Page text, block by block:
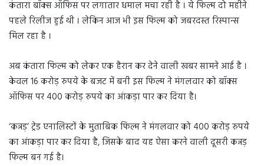
कंतारा बॉक्स ऑफिस पर लगातार धमाल मचा रही है । ये फिल्म दो महीने
पहले रिलीज हुई थी । लेकिन आज भी इस फिल्म को जबरदस्त रिस्पान्स
मिल रहा है ।
अब कंतारा फिल्म को लेकर एक हैरान कर देने वाली खबर सामने आई है ।
केवल 16 करोड़ रुपये के बजट में बनी इस फिल्म ने मंगलवार को बॉक्स
ऑफिस पर 400 करोड़ रुपये का आंकड़ा पार कर दिया है।
‘कन्नड़’ ट्रेड एनालिस्टों के मुताबिक फिल्म ने मंगलवार को 400 करोड़ रुपये
का आंकड़ा पार कर दिया है, जिसके बाद यह ऐसा करने वाली दूसरी कन्नड़
फिल्म बन गई है।